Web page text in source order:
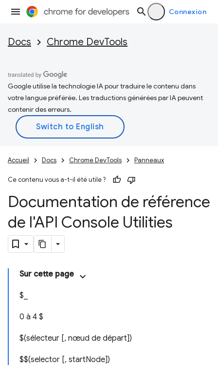
Connexion
Docs Chrome DevTools
Google utilise la technologie IA pour traduire le contenu dans
votre langue préférée. Les traductions générées par IA peuvent
contenir des erreurs.
Accueil Docs Chrome DevTools Panneaux
Ce contenu vous a-t-il été utile ?
Documentation de référence
de l'API Console Utilities
Sur cette page
$_
0 à 4 $
$(sélecteur [, nœud de départ])
$$(selector [, startNode])